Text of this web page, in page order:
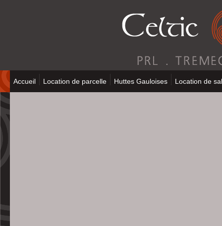
Accueil Location de parcelle Huttes Gauloises Location de